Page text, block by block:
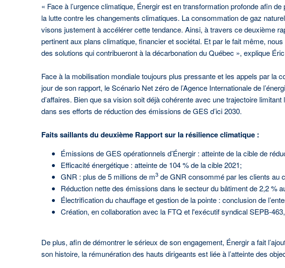
« Face à l’urgence climatique, Énergir est en transformation profonde afin
la lutte contre les changements climatiques. La consommation de gaz
visons justement à accélérer cette tendance. Ainsi, à travers ce deuxième
pertinent aux plans climatique, financier et sociétal. Et par le fait même,
des solutions qui contribueront à la décarbonation du Québec », explique
Face à la mobilisation mondiale toujours plus pressante et les appels par la
jour de son rapport, le Scénario Net zéro de l’Agence Internationale de
d’affaires. Bien que sa vision soit déjà cohérente avec une trajectoire
dans ses efforts de réduction des émissions de GES d’ici 2030.
Faits saillants du deuxième Rapport sur la résilience climatique :
Émissions de GES opérationnels d’Énergir : atteinte de la cible de
Efficacité énergétique : atteinte de 104 % de la cible 2021;
GNR : plus de 5 millions de m3de GNR consommé par les clients au
Réduction nette des émissions dans le secteur du bâtiment de 2,2 %
Électrification du chauffage et gestion de la pointe : conclusion de
Création, en collaboration avec la FTQ et l'exécutif syndical SEPB-
De plus, afin de démontrer le sérieux de son engagement, Énergir a fait
son histoire, la rémunération des hauts dirigeants est liée à l’atteinte des